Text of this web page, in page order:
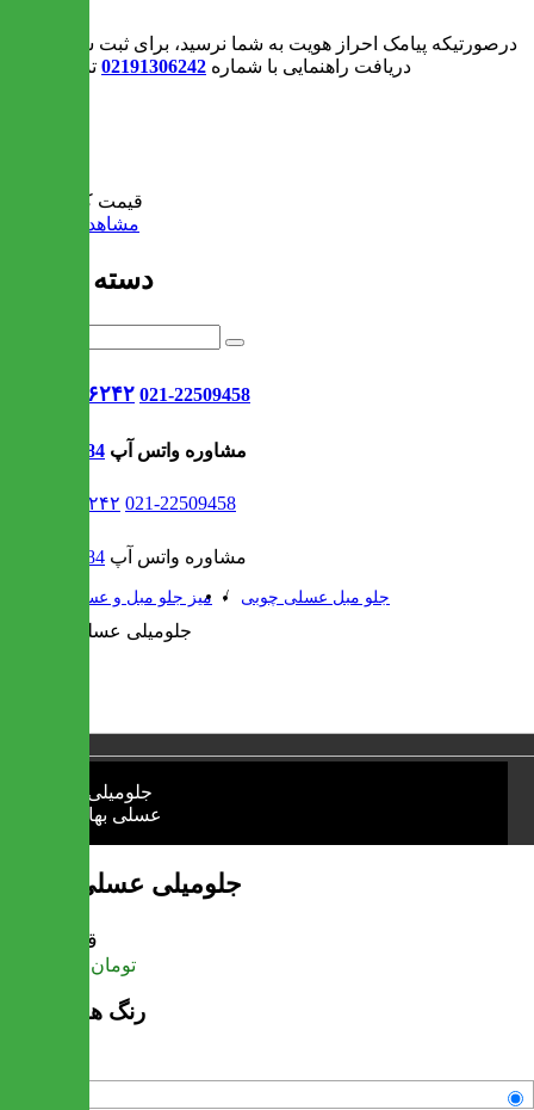
درصورتیکه پیامک احراز هویت به شما نرسید، برای ثبت سفارش و یا
دریافت راهنمایی با شماره 02191306242 تماس بگیرید
قیمت کل:
مشاهده سبد خرید
دسته بندی ها
021-۹۱۳۰۶۲۴۲ 021-22509458
09302308484 مشاوره واتس آپ
021-۹۱۳۰۶۲۴۲ 021-22509458
09302308484 مشاوره واتس آپ
میز جلو مبل و عسلی / جلو مبل عسلی چوبی
جلومیلی عسلی بهارین
قیمت
تومان
رنگ های موجود